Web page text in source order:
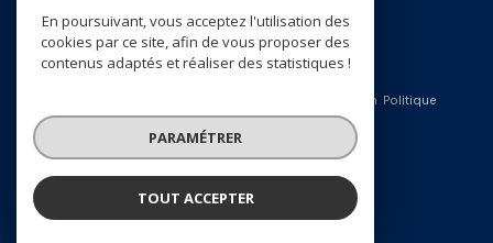
Admin Politique
RGPD © 2026 | Tous droits réservés
Réalisé par
En poursuivant, vous acceptez l'utilisation des
cookies par ce site, afin de vous proposer des
contenus adaptés et réaliser des statistiques !
PARAMÉTRER
TOUT ACCEPTER